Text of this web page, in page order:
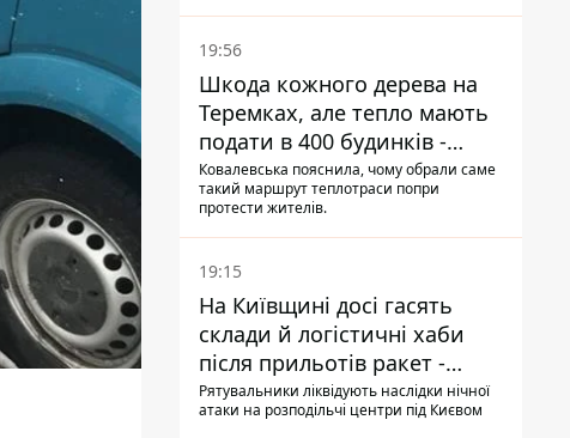
19:56
Шкода кожного дерева на
Теремках, але тепло мають
подати в 400 будинків -
депутатка Київради
Ковалевська пояснила, чому обрали саме
такий маршрут теплотраси попри
протести жителів.
19:15
На Київщині досі гасять
склади й логістичні хаби
після прильотів ракет -
ДСНС
Рятувальники ліквідують наслідки нічної
атаки на розподільчі центри під Києвом